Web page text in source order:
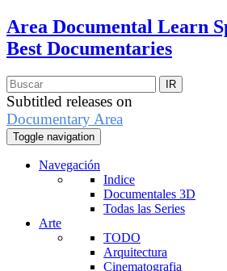
Area Documental Learn
Best Documentaries
Subtitled releases on
Documentary Area
Toggle navigation
Navegación
Indice
Documentales 3D
Todas las Series
Arte
TODO
Arquitectura
Cinematografia